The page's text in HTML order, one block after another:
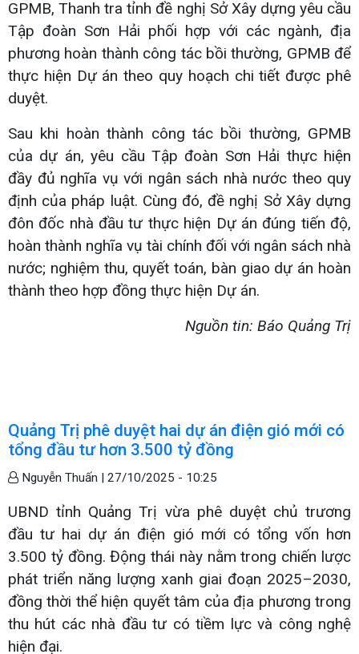
GPMB, Thanh tra tỉnh đề nghị Sở Xây dựng yêu cầu
Tập đoàn Sơn Hải phối hợp với các ngành, địa
phương hoàn thành công tác bồi thường, GPMB để
thực hiện Dự án theo quy hoạch chi tiết được phê
duyệt.
Sau khi hoàn thành công tác bồi thường, GPMB
của dự án, yêu cầu Tập đoàn Sơn Hải thực hiện
đầy đủ nghĩa vụ với ngân sách nhà nước theo quy
định của pháp luật. Cùng đó, đề nghị Sở Xây dựng
đôn đốc nhà đầu tư thực hiện Dự án đúng tiến độ,
hoàn thành nghĩa vụ tài chính đối với ngân sách nhà
nước; nghiệm thu, quyết toán, bàn giao dự án hoàn
thành theo hợp đồng thực hiện Dự án.
Nguồn tin: Báo Quảng Trị
Quảng Trị phê duyệt hai dự án điện gió mới có
tổng đầu tư hơn 3.500 tỷ đồng
Nguyễn Thuấn | 27/10/2025 - 10:25
UBND tỉnh Quảng Trị vừa phê duyệt chủ trương
đầu tư hai dự án điện gió mới có tổng vốn hơn
3.500 tỷ đồng. Động thái này nằm trong chiến lược
phát triển năng lượng xanh giai đoạn 2025–2030,
đồng thời thể hiện quyết tâm của địa phương trong
thu hút các nhà đầu tư có tiềm lực và công nghệ
hiện đại.